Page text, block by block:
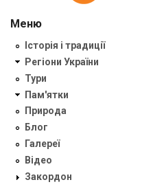
Меню
Історія і традиції
Регіони України
Тури
Пам'ятки
Природа
Блог
Галереї
Відео
Закордон